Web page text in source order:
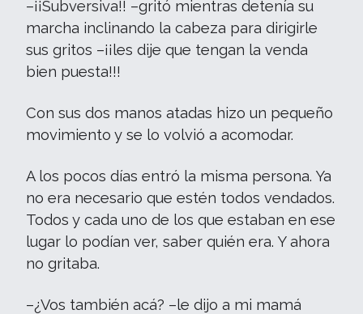
–¡¡Subversiva!! –gritó mientras detenía su
marcha inclinando la cabeza para dirigirle
sus gritos –¡¡les dije que tengan la venda
bien puesta!!!
Con sus dos manos atadas hizo un pequeño
movimiento y se lo volvió a acomodar.
A los pocos días entró la misma persona. Ya
no era necesario que estén todos vendados.
Todos y cada uno de los que estaban en ese
lugar lo podían ver, saber quién era. Y ahora
no gritaba.
–¿Vos también acá? –le dijo a mi mamá